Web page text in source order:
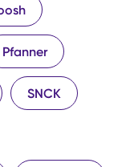
Pfanner
SNCK